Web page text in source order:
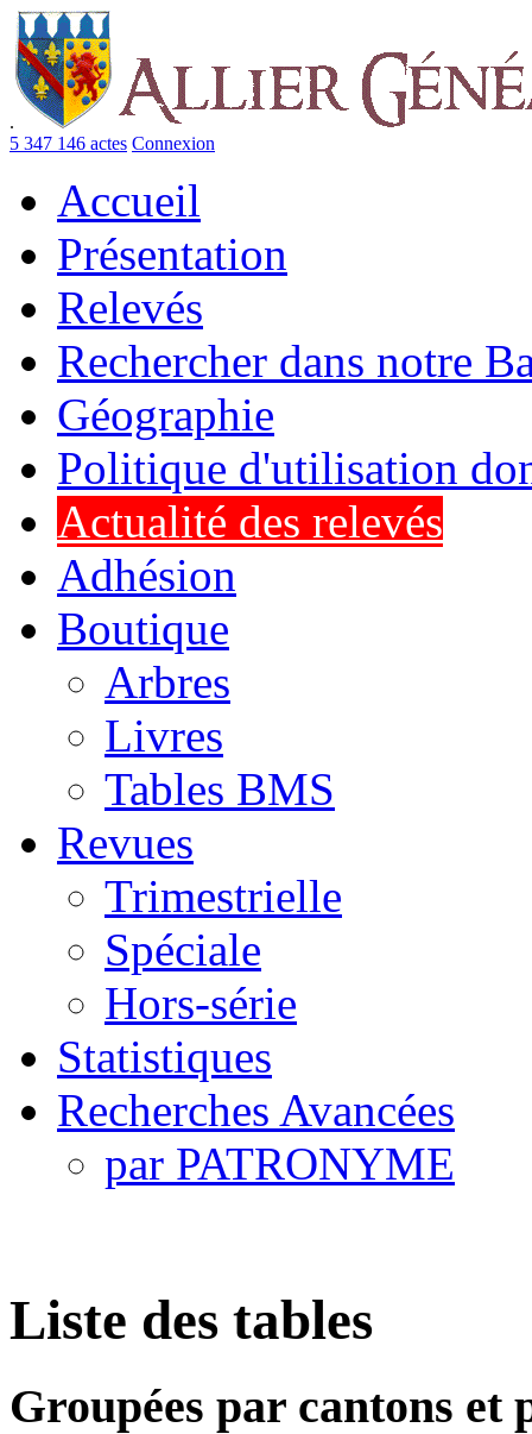
.
5 347 146 actes Connexion
Accueil
Présentation
Relevés
Rechercher dans notre
Géographie
Politique d'utilisation
Actualité des relevés
Adhésion
Boutique
Arbres
Livres
Tables BMS
Revues
Trimestrielle
Spéciale
Hors-série
Statistiques
Recherches Avancées
par PATRONYME
Liste des tables
Groupées par cantons et